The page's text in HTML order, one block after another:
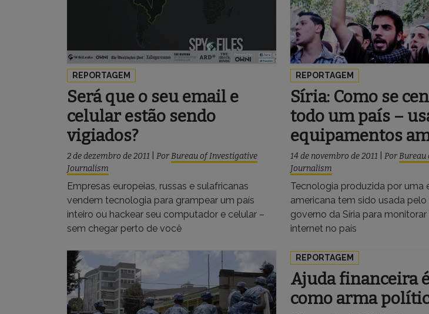
REPORTAGEM
Será que o seu email e
celular estão sendo
vigiados?
2 de dezembro de 2011 PorBureau of Investigative
Journalism
Empresas europeias, russas e sulafricanas
vendem tecnologia para grampear um país
inteiro ou hackear seu computador e celular –
sem chegar perto de você
REPORTAGEM
Síria: Como se
todo um país –
equipamentos
14 de novembro de 2011 PorBureau
Journalism
Tecnologia produzida por uma
americana tem sido usada
governo da Síria para monitorar
internet no país
REPORTAGEM
Ajuda financeira
como arma